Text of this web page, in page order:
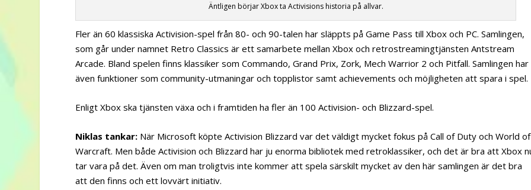
Äntligen börjar Xbox ta Activisions historia på allvar.
Fler än 60 klassiska Activision-spel från 80- och 90-talen har släppts på Game Pass till Xbox och PC. Samlingen,
som går under namnet Retro Classics är ett samarbete mellan Xbox och retrostreamingtjänsten Antstream
Arcade. Bland spelen finns klassiker som Commando, Grand Prix, Zork, Mech Warrior 2 och Pitfall. Samlingen har
även funktioner som community-utmaningar och topplistor samt achievements och möjligheten att spara i spel.
Enligt Xbox ska tjänsten växa och i framtiden ha fler än 100 Activision- och Blizzard-spel.
Niklas tankar: När Microsoft köpte Activision Blizzard var det väldigt mycket fokus på Call of Duty och World of
Warcraft. Men både Activision och Blizzard har ju enorma bibliotek med retroklassiker, och det är bra att Xbox
tar vara på det. Även om man troligtvis inte kommer att spela särskilt mycket av den här samlingen är det bra
att den finns och ett lovvärt initiativ.